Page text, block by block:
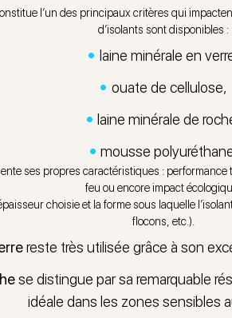
l’un des principaux critères qui
d’isolants sont disponibles :
laine minérale en
ouate de cellulose,
laine minérale de
mousse
ses propres caractéristiques :
feu ou encore impact
choisie et la forme sous laquelle
flocons, etc.).
reste très utilisée grâce à son
se distingue par sa remarquable
idéale dans les zones sensibles